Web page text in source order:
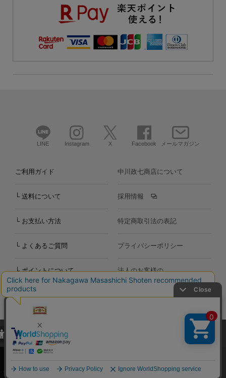
LINE Instagram X Facebook メールマガジン
ご利用ガイド
└ 送料について
└ お支払い方法
└ よくあるご質問
└ ポイントについて
お問い合わせ
中川政七商店について
採用情報
特定商取引法の表記
プライバシーポリシー
法人のお客様の
お問い合わせ
Copyright©2000-2026
Nakagawa Masashichi Shoten All Rights Reserved.
当サイトでは、当サイト内における閲覧履歴・属性情報などの取得およ
び利便性向上のためにクッキー（Cookie）を使用いたします。詳細に
関しては「プライバシーポリシー
承諾する